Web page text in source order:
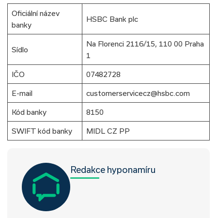
Oficiální název
banky
HSBC Bank plc
Sídlo
Na Florenci 2116/15, 110 00 Praha
1
IČO 07482728
E-mail customerservicecz@hsbc.com
Kód banky 8150
SWIFT kód banky MIDL CZ PP
Redakce hyponamíru